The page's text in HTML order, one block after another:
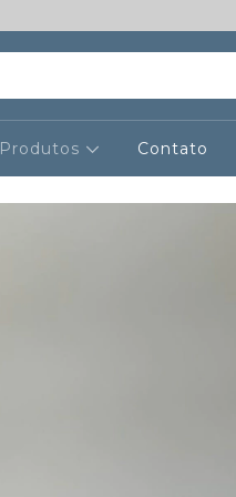
Produtos Contato